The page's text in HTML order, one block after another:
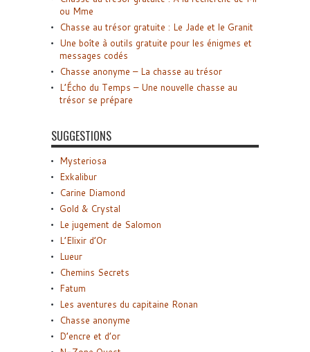
ou Mme
Chasse au trésor gratuite : Le Jade et le Granit
Une boîte à outils gratuite pour les énigmes et
messages codés
Chasse anonyme – La chasse au trésor
L’Écho du Temps – Une nouvelle chasse au
trésor se prépare
SUGGESTIONS
Mysteriosa
Exkalibur
Carine Diamond
Gold & Crystal
Le jugement de Salomon
L’Elixir d’Or
Lueur
Chemins Secrets
Fatum
Les aventures du capitaine Ronan
Chasse anonyme
D’encre et d’or